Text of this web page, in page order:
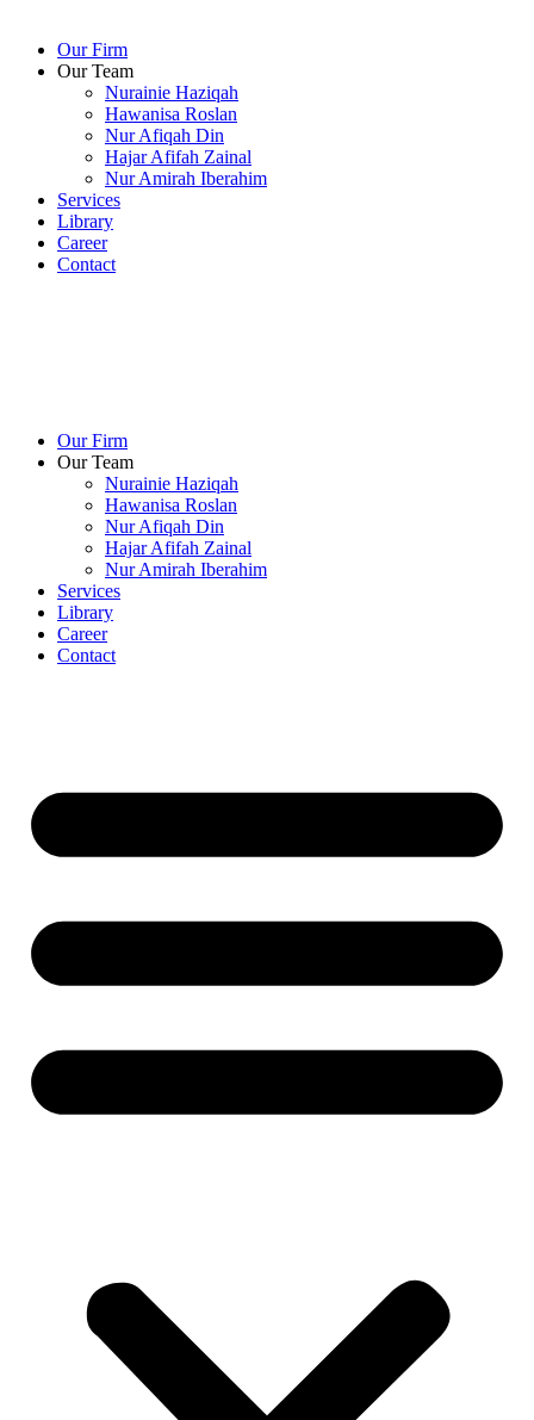
Our Firm
Our Team
Nurainie Haziqah
Hawanisa Roslan
Nur Afiqah Din
Hajar Afifah Zainal
Nur Amirah Iberahim
Services
Library
Career
Contact
Our Firm
Our Team
Nurainie Haziqah
Hawanisa Roslan
Nur Afiqah Din
Hajar Afifah Zainal
Nur Amirah Iberahim
Services
Library
Career
Contact